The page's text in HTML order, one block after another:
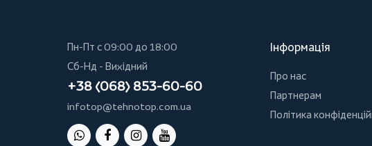
Пн-Пт с 09:00 до 18:00
Сб-Нд - Вихідний
+38 (068) 853-60-60
infotop@tehnotop.com.ua
Інформація
Про нас
Партнерам
Політика